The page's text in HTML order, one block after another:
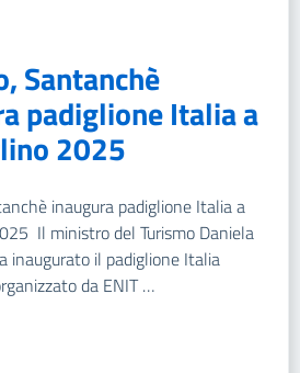
Santanchè
padiglione Italia a
2025
inaugura padiglione Italia a
Il ministro del Turismo Daniela
inaugurato il padiglione Italia
da ENIT …